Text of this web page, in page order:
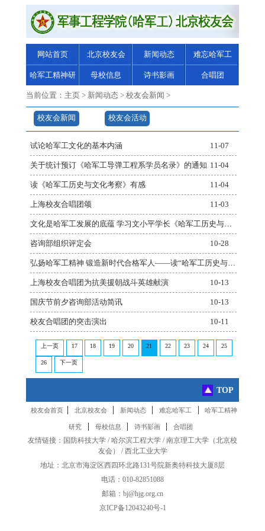
网站首页 北京校友会 新闻动态 难忘哈军工
哈军工精神研
究
母校信息 诗书影画 合唱团
当前位置： 主页 > 新闻动态 > 校友会新闻 >
校友会新闻 校友会活动
试论哈军工文化的基本内涵 11-07
关于统计预订《哈军工导弹工程系学员名录》的通知 11-04
读《哈军工历史与文化考察》有感 11-04
上海校友合唱团颂 11-03
10-31
咨询部组织评定会 10-28
10-25
上海校友合唱团为抗美援朝战斗英雄献演 10-13
国庆节前夕咨询部活动简讯 10-13
校友合唱团的突击演出 10-11
上一页 17 18 19 20 21 22 23 24 25
26 下一页
TOP
校友会首页 | 北京校友会 | 新闻动态 | 难忘哈军工 | 哈军工精神
研究 | 母校信息 | 诗书影画 | 合唱团
友情链接： 国防科技大学 /哈尔滨工程大学 /南京理工大学 （北京校
友会） /西北工业大学
地址：北京市海淀区西四环北路131号院新奥特科技大厦8层
电话：010-82851088
邮箱：bj@hjg.org.cn
京ICP备12043240号-1